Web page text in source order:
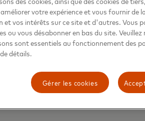
,@MastercardNews, vous joindre à la
ou del’Engagement Bureau en
votre expérience et vous fournir de
et vos intérêts sur ce site et d'autres. Vous
ou vous désabonner en bas du site.
sont essentiels au fonctionnement des
détails.
Gérer les cookies